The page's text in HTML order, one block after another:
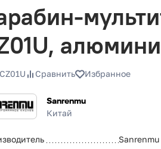
Сравнить Избранное
Sanrenmu
Китай
Sanrenmu